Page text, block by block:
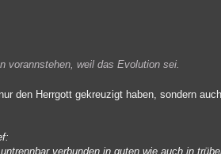
vorannstehen, weil das Evolution sei.
den Herrgott gekreuzigt haben, sondern
verbunden in guten wie auch in